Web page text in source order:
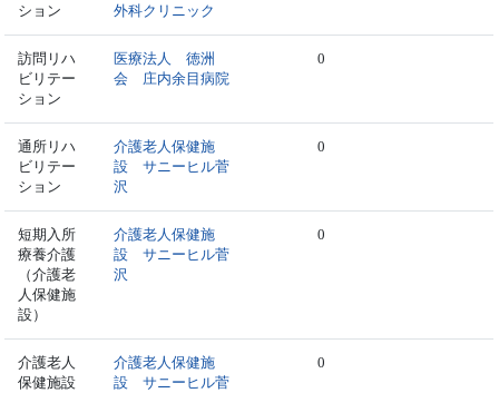
ション
外科クリニック
訪問リハ
ビリテー
ション
医療法人 徳洲
会 庄内余目病院
0
通所リハ
ビリテー
ション
介護老人保健施
設 サニーヒル菅
沢
0
短期入所
療養介護
（介護老
人保健施
設）
介護老人保健施
設 サニーヒル菅
沢
0
介護老人
保健施設
介護老人保健施
設 サニーヒル菅
0